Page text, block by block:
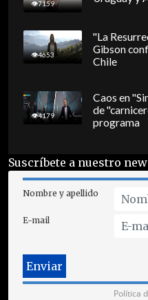
7159
4653
"La
Gibson
Chile
4179
Caos en
de
programa
Suscríbete a nuestro
Nombre y apellido
E-mail
Política